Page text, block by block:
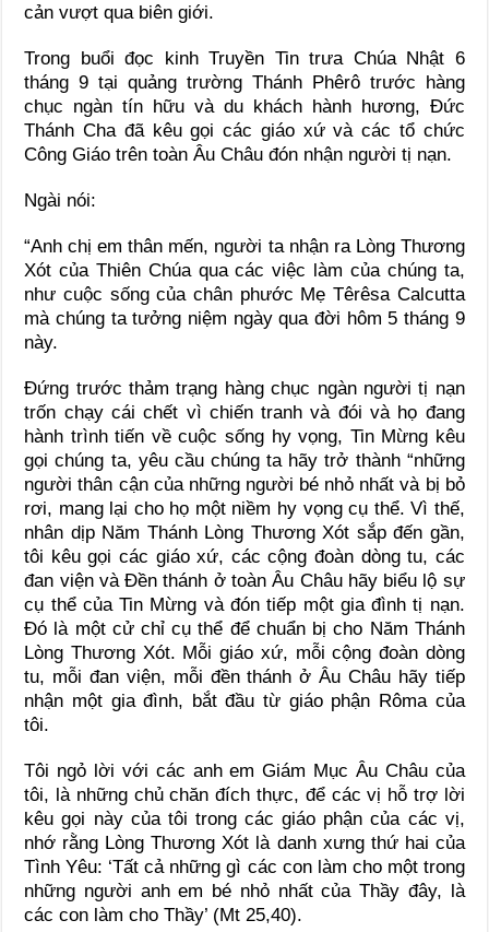
cản vượt qua biên giới.
Trong buổi đọc kinh Truyền Tin trưa Chúa Nhật 6
tháng 9 tại quảng trường Thánh Phêrô trước hàng
chục ngàn tín hữu và du khách hành hương, Đức
Thánh Cha đã kêu gọi các giáo xứ và các tổ chức
Công Giáo trên toàn Âu Châu đón nhận người tị nạn.
Ngài nói:
“Anh chị em thân mến, người ta nhận ra Lòng Thương
Xót của Thiên Chúa qua các việc làm của chúng ta,
như cuộc sống của chân phước Mẹ Têrêsa Calcutta
mà chúng ta tưởng niệm ngày qua đời hôm 5 tháng 9
này.
Đứng trước thảm trạng hàng chục ngàn người tị nạn
trốn chạy cái chết vì chiến tranh và đói và họ đang
hành trình tiến về cuộc sống hy vọng, Tin Mừng kêu
gọi chúng ta, yêu cầu chúng ta hãy trở thành “những
người thân cận của những người bé nhỏ nhất và bị bỏ
rơi, mang lại cho họ một niềm hy vọng cụ thể. Vì thế,
nhân dịp Năm Thánh Lòng Thương Xót sắp đến gần,
tôi kêu gọi các giáo xứ, các cộng đoàn dòng tu, các
đan viện và Đền thánh ở toàn Âu Châu hãy biểu lộ sự
cụ thể của Tin Mừng và đón tiếp một gia đình tị nạn.
Đó là một cử chỉ cụ thể để chuẩn bị cho Năm Thánh
Lòng Thương Xót. Mỗi giáo xứ, mỗi cộng đoàn dòng
tu, mỗi đan viện, mỗi đền thánh ở Âu Châu hãy tiếp
nhận một gia đình, bắt đầu từ giáo phận Rôma của
tôi.
Tôi ngỏ lời với các anh em Giám Mục Âu Châu của
tôi, là những chủ chăn đích thực, để các vị hỗ trợ lời
kêu gọi này của tôi trong các giáo phận của các vị,
nhớ rằng Lòng Thương Xót là danh xưng thứ hai của
Tình Yêu: ‘Tất cả những gì các con làm cho một trong
những người anh em bé nhỏ nhất của Thầy đây, là
các con làm cho Thầy’ (Mt 25,40).